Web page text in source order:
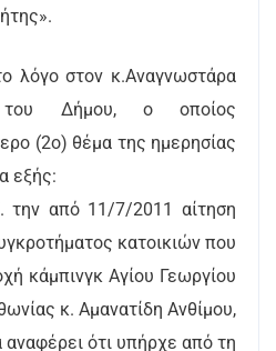
λόγο στον κ.Αναγνωστάρα
του Δήμου, ο οποίος
(2ο) θέμα της ημερησίας
εξής:
την από 11/7/2011 αίτηση
κατοικιών που
κάμπινγκ Αγίου Γεωργίου
κ. Αμανατίδη Ανθίμου,
ότι υπήρχε από τη